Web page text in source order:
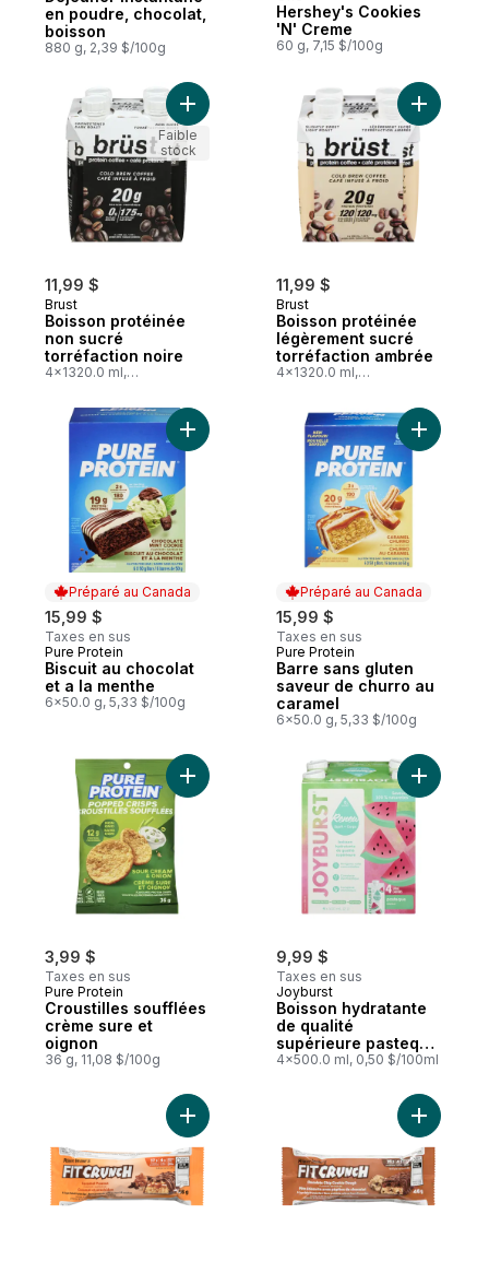
en poudre, chocolat,
boisson
880 g, 2,39 $/100g
Hershey's Cookies
'N' Creme
60 g, 7,15 $/100g
11,99 $
Brust
Boisson protéinée
non sucré
torréfaction noire
4x1320.0 ml,
Ajouter Boisson protéinée non sucré
Faible
stock
11,99 $
Brust
Boisson protéinée
légèrement sucré
torréfaction ambrée
4x1320.0 ml,
Ajouter
Préparé au Canada
15,99 $
Taxes en sus
Préparé au Canada
Pure Protein
Biscuit au chocolat
et a la menthe
6x50.0 g, 5,33 $/100g
Ajouter Biscuit au chocolat et a la menthe
Préparé au Canada
15,99 $
Taxes en sus
Préparé au Canada
Pure Protein
Barre sans gluten
saveur de churro au
caramel
6x50.0 g, 5,33 $/100g
Ajouter
3,99 $
Taxes en sus
Pure Protein
Croustilles soufflées
crème sure et
oignon
36 g, 11,08 $/100g
Ajouter Croustilles soufflées crème sure
9,99 $
Taxes en sus
Joyburst
Boisson hydratante
de qualité
supérieure pasteque
saveur
4x500.0 ml, 0,50 $/100ml
Ajouter
Ajouter Barre protéinée arachide auAjouter